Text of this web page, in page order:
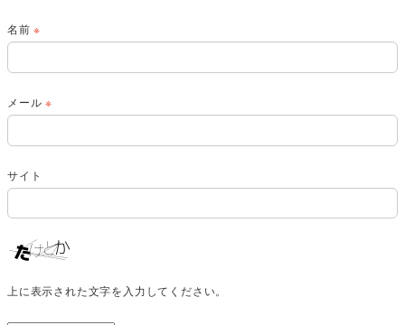
名前※
メール※
サイト
上に表示された文字を入力してください。